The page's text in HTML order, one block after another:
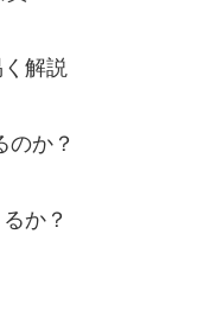
解説
のか？
か？